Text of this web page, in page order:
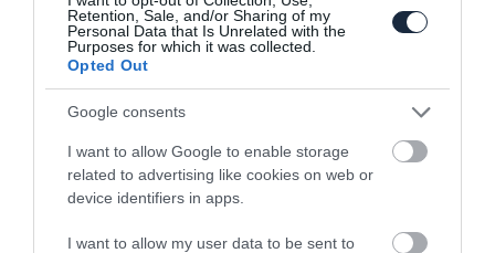
Retention, Sale, and/or Sharing of my
Personal Data that Is Unrelated with the
Purposes for which it was collected.
Opted Out
Google consents
I want to allow Google to enable storage
related to advertising like cookies on web or
device identifiers in apps.
I want to allow my user data to be sent to
járőrautóval.
Tovább